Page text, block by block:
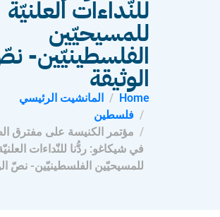
للنّداءات العلنيّة
للمسيحيّين
الفلسطينيّين-
الوثيقة
Home
المانشيت الرئيسي
فلسطين
مؤتمر الكنيسة على مفترق
في شيكاغو: ردُّنا للنّداءات
للمسيحيّين الفلسطينيّين- نصّ